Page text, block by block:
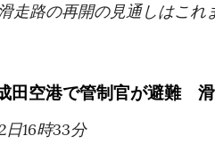
走路の再開の見通しはこれ
田空港で管制官が避難
日16時33分